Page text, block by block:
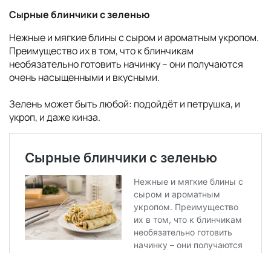
Сырные блинчики с зеленью
Нежные и мягкие блины с сыром и ароматным укропом.
Преимущество их в том, что к блинчикам
необязательно готовить начинку – они получаются
очень насыщенными и вкусными.
Зелень может быть любой: подойдёт и петрушка, и
укроп, и даже кинза.